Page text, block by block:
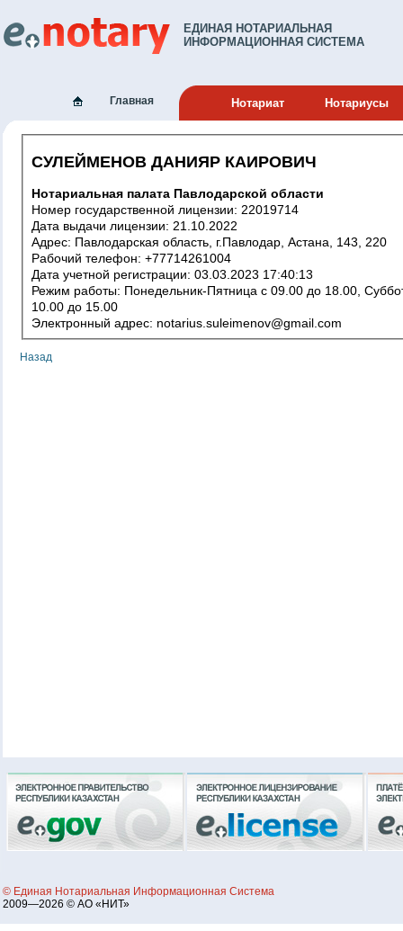
ЕДИНАЯ НОТАРИАЛЬНАЯ
ИНФОРМАЦИОННАЯ СИСТЕМА
Главная Нотариат Нотариусы
СУЛЕЙМЕНОВ ДАНИЯР КАИРОВИЧ
Нотариальная палата Павлодарской области
Номер государственной лицензии: 22019714
Дата выдачи лицензии: 21.10.2022
Адрес: Павлодарская область, г.Павлодар, Астана, 143, 220
Рабочий телефон: +77714261004
Дата учетной регистрации: 03.03.2023 17:40:13
Режим работы: Понедельник-Пятница c 09.00 до 18.00, Суббота с
10.00 до 15.00
Электронный адрес: notarius.suleimenov@gmail.com
Назад
© Единая Нотариальная Информационная Система
2009—2026 © АО «НИТ»